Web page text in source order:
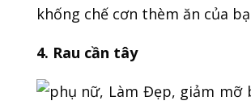
khống chế cơn thèm ăn của
4. Rau cần tây